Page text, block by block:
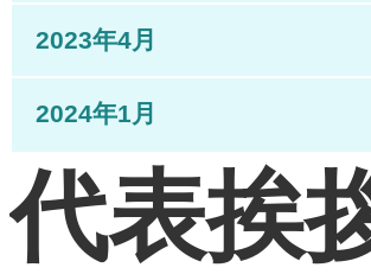
2023年4月
2024年1月
代表挨